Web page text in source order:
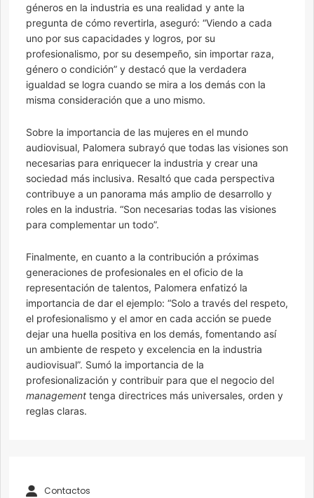
géneros en la industria es una realidad y ante la
pregunta de cómo revertirla, aseguró: “Viendo a cada
uno por sus capacidades y logros, por su
profesionalismo, por su desempeño, sin importar raza,
género o condición” y destacó que la verdadera
igualdad se logra cuando se mira a los demás con la
misma consideración que a uno mismo.
Sobre la importancia de las mujeres en el mundo
audiovisual, Palomera subrayó que todas las visiones son
necesarias para enriquecer la industria y crear una
sociedad más inclusiva. Resaltó que cada perspectiva
contribuye a un panorama más amplio de desarrollo y
roles en la industria. “Son necesarias todas las visiones
para complementar un todo”.
Finalmente, en cuanto a la contribución a próximas
generaciones de profesionales en el oficio de la
representación de talentos, Palomera enfatizó la
importancia de dar el ejemplo: “Solo a través del respeto,
el profesionalismo y el amor en cada acción se puede
dejar una huella positiva en los demás, fomentando así
un ambiente de respeto y excelencia en la industria
audiovisual”. Sumó la importancia de la
profesionalización y contribuir para que el negocio del
management tenga directrices más universales, orden y
reglas claras.
Contactos